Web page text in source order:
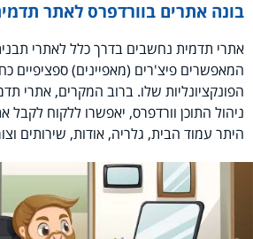
בונה אתרים בוורדפרס לאתר תדמית
אתרי תדמית נחשבים בדרך כלל לאתרי
המאפשרים פיצ'רים (מאפיינים) ספציפיים
הפונקציונליות שלו. ברוב המקרים, אתרי
ניהול התוכן וורדפרס, יאפשרו ללקוח לקבל
היתר עמוד הבית, גלריה, אודות, שירותים